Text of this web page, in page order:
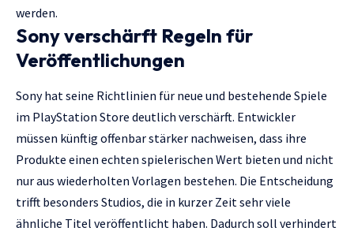
werden.
Sony verschärft Regeln für
Veröffentlichungen
Sony hat seine Richtlinien für neue und bestehende Spiele
im PlayStation Store deutlich verschärft. Entwickler
müssen künftig offenbar stärker nachweisen, dass ihre
Produkte einen echten spielerischen Wert bieten und nicht
nur aus wiederholten Vorlagen bestehen. Die Entscheidung
trifft besonders Studios, die in kurzer Zeit sehr viele
ähnliche Titel veröffentlicht haben. Dadurch soll verhindert